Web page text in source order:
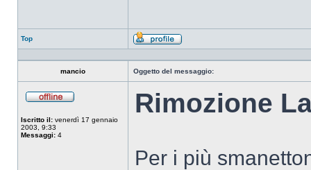
Top
Profilo
mancio Oggetto del messaggio:
Iscritto il: venerdì 17 gennaio
2003, 9:33
Messaggi: 4
Rimozione
Per i più